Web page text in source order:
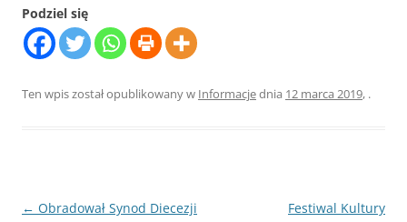
Podziel się
Ten wpis został opublikowany w Informacjednia 12 marca 2019, .
Nawigacja
← Obradował Synod Diecezji
Festiwal Kultury